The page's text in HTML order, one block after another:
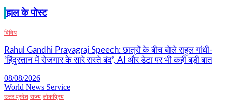
हाल के पोस्ट
विविध
Rahul Gandhi Prayagraj Speech: छात्रों के बीच बोले राहुल गांधी-
‘हिंदुस्तान में रोजगार के सारे रास्ते बंद’, AI और डेटा पर भी कही बड़ी बात
08/08/2026
World News Service
उत्तर प्रदेश राज्य लोकप्रिय